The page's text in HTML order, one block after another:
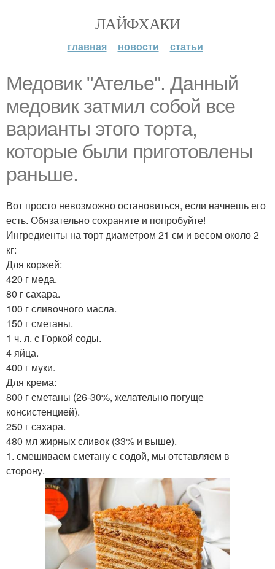
ЛАЙФХАКИ
главная новости статьи
Медовик "Ателье". Данный
медовик затмил собой все
варианты этого торта,
которые были приготовлены
раньше.
Вот просто невозможно остановиться, если начнешь его
есть. Обязательно сохраните и попробуйте!
Ингредиенты на торт диаметром 21 см и весом около 2
кг:
Для коржей:
420 г меда.
80 г сахара.
100 г сливочного масла.
150 г сметаны.
1 ч. л. с Горкой соды.
4 яйца.
400 г муки.
Для крема:
800 г сметаны (26-30%, желательно погуще
консистенцией).
250 г сахара.
480 мл жирных сливок (33% и выше).
1. смешиваем сметану с содой, мы отставляем в
сторону.